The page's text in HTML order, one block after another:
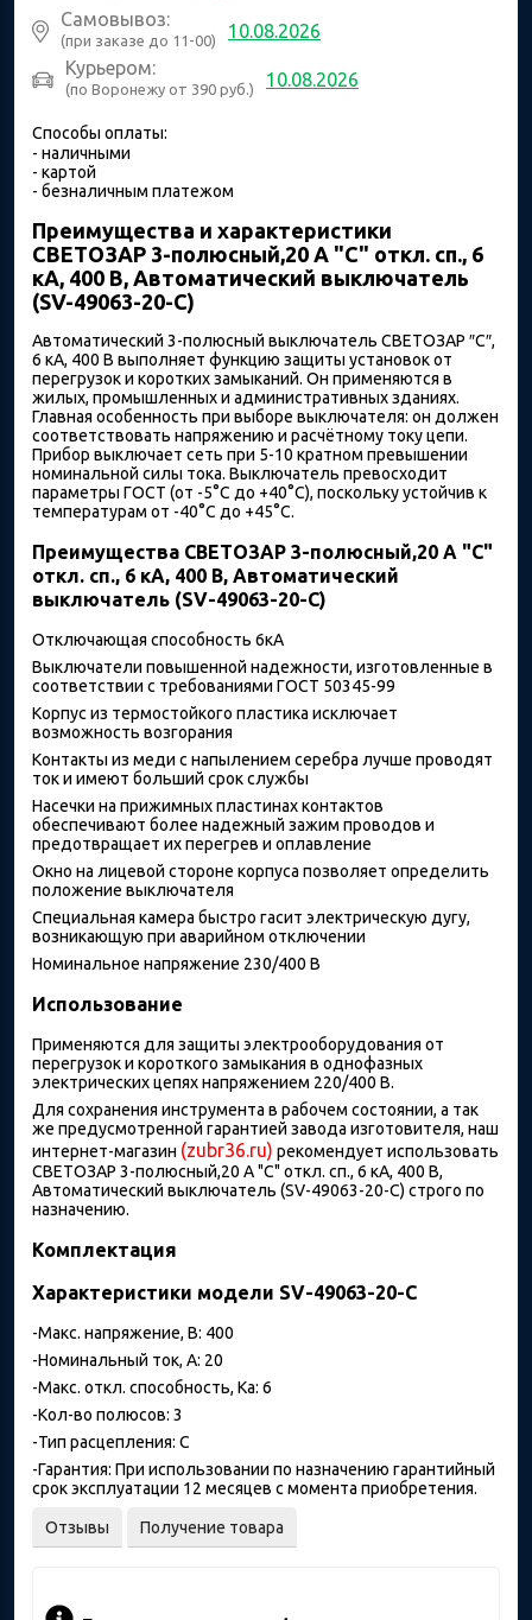
Самовывоз:
(при заказе до 11-00)
10.08.2026
Курьером:
(по Воронежу от 390 руб.) 10.08.2026
Способы оплаты:
- наличными
- картой
- безналичным платежом
Преимущества и характеристики
СВЕТОЗАР 3-полюсный,20 A "C" откл. сп., 6
кА, 400 В, Автоматический выключатель
(SV-49063-20-C)
Автоматический 3-полюсный выключатель СВЕТОЗАР ″C″,
6 кА, 400 В выполняет функцию защиты установок от
перегрузок и коротких замыканий. Он применяются в
жилых, промышленных и административных зданиях.
Главная особенность при выборе выключателя: он должен
соответствовать напряжению и расчётному току цепи.
Прибор выключает сеть при 5-10 кратном превышении
номинальной силы тока. Выключатель превосходит
параметры ГОСТ (от -5°С до +40°С), поскольку устойчив к
температурам от -40°С до +45°С.
Преимущества СВЕТОЗАР 3-полюсный,20 A "C"
откл. сп., 6 кА, 400 В, Автоматический
выключатель (SV-49063-20-C)
Отключающая способность 6кА
Выключатели повышенной надежности, изготовленные в
соответствии с требованиями ГОСТ 50345-99
Корпус из термостойкого пластика исключает
возможность возгорания
Контакты из меди с напылением серебра лучше проводят
ток и имеют больший срок службы
Насечки на прижимных пластинах контактов
обеспечивают более надежный зажим проводов и
предотвращает их перегрев и оплавление
Окно на лицевой стороне корпуса позволяет определить
положение выключателя
Специальная камера быстро гасит электрическую дугу,
возникающую при аварийном отключении
Номинальное напряжение 230/400 В
Использование
Применяются для защиты электрооборудования от
перегрузок и короткого замыкания в однофазных
электрических цепях напряжением 220/400 В.
Для сохранения инструмента в рабочем состоянии, а так
же предусмотренной гарантией завода изготовителя, наш
интернет-магазин (zubr36.ru) рекомендует использовать
СВЕТОЗАР 3-полюсный,20 A "C" откл. сп., 6 кА, 400 В,
Автоматический выключатель (SV-49063-20-C) строго по
назначению.
Комплектация
Характеристики модели SV-49063-20-C
-Макс. напряжение, В: 400
-Номинальный ток, А: 20
-Макс. откл. способность, Ка: 6
-Кол-во полюсов: 3
-Тип расцепления: С
-Гарантия: При использовании по назначению гарантийный
срок эксплуатации 12 месяцев с момента приобретения.
Отзывы Получение товара